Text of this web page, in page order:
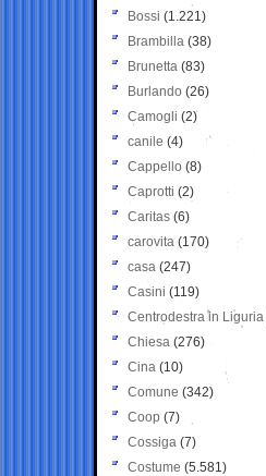
Bossi (1.221)
Brambilla (38)
Brunetta (83)
Burlando (26)
Camogli (2)
canile (4)
Cappello (8)
Caprotti (2)
Caritas (6)
carovita (170)
casa (247)
Casini (119)
Centrodestra in Liguria
Chiesa (276)
Cina (10)
Comune (342)
Coop (7)
Cossiga (7)
Costume (5.581)